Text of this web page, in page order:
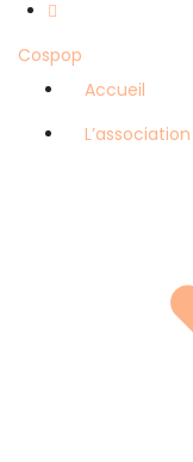
Cospop
Accueil
L’association